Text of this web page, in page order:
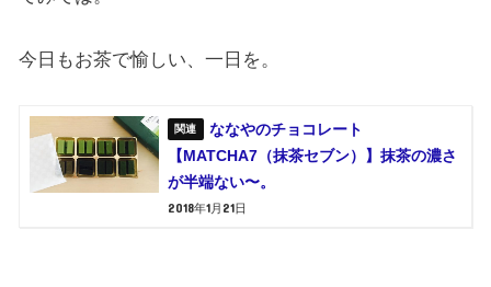
今日もお茶で愉しい、一日を。
ななやのチョコレート
【MATCHA7（抹茶セブン）】抹茶の濃さ
が半端ない〜。
2018年1月21日